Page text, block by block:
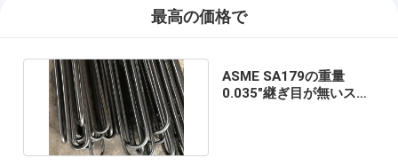
最高の価格で
ASME SA179の重量
0.035"継ぎ目が無いステ